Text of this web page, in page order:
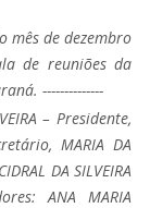
mês de dezembro
de reuniões da
--------------
– Presidente,
MARIA DA
DA SILVEIRA
ANA MARIA